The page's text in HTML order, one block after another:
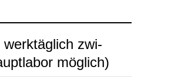
werk­täg­lich zwi­
mög­lich)